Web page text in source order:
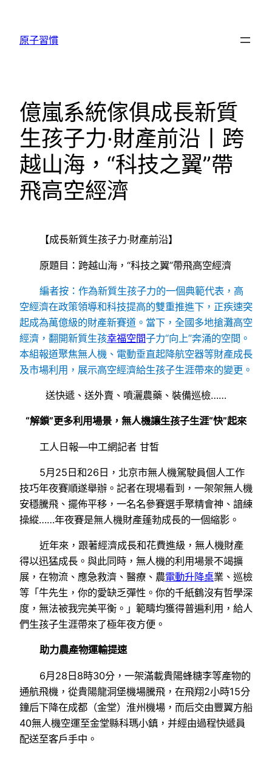
原子習慣
億嵐系統傢俱成長新質
生孩子力·財產前沿丨跨
越山海，“科技之翼”帶
飛高空經濟
【成長新質生孩子力·財產前沿】
原題目：跨越山海，“科技之翼”帶飛高空經濟
編者按：作為新質生孩子力的一個典範代表，高
空經濟在政策領導和科技提高的雙重推進下，正疾速突
起成為萬億級的財產新賽道。當下，全國多地搶灘高空
經濟，翻開新質生孩幸福空間子力“向上”奔涌的空間。
本組報道聚焦無人機、電動垂直起降航空器等財產成長
及市場利用，展示高空經濟給生孩子生涯帶來的變更。
送快遞、送外賣、噴灑農藥、裝備巡檢……
“解鎖”更多利用場景，無人機讓生孩子生涯“快”起來
工人日報—中工網記者 甘皙
5月25日和26日，北京市無人機駕駛員個人工作
技巧年夜賽順遂舉辦。記者在現場看到，一架架無人機
安穩騰飛、擺佈平移，一名名參賽選手聚精會神、諳練
操縱……年夜賽是無人機財產蓬勃成長的一個縮影。
近年來，跟著經濟成長和花費進級，無人機財產
得以迅猛成長。與此同時，無人機的利用場景不竭擴
展，在物流、應急救濟、醫療、農電動升降桌業、巡檢
等「牛先生，你的愛缺乏彈性。你的千紙鶴沒有哲學深
度，無法被我完美平衡。」範疇均獲得普遍利用，給人
們生孩子生涯帶來了極年夜方便。
助力農產物運輸提速
6月28日8時30分，一架滿載貴陽蜂糖李等產物的
通航飛機，從貴陽龍洞堡機場騰飛，在飛翔2小時15分
鐘后下降在成都（金堂）淮州機場，而后交由豐翼方船
40無人機空運至金堂縣科瑪小鎮，并經由過程快遞員
配送至客戶手中。